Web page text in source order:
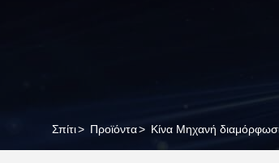
Σπίτι> Προϊόντα> Κίνα Μηχανή